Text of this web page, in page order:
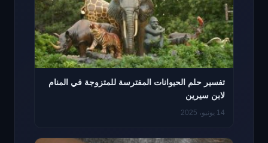
تفسير حلم الحيوانات المفترسة للمتزوجة في المنام
لابن سيرين
14 يونيو، 2025